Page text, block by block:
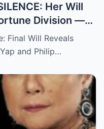
Her Will
Division —
James Yap
the Public
Final Will Reveals
and Philip…